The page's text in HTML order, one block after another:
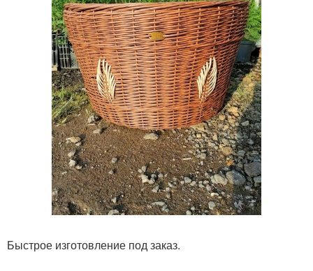
Быстрое изготовление под заказ.